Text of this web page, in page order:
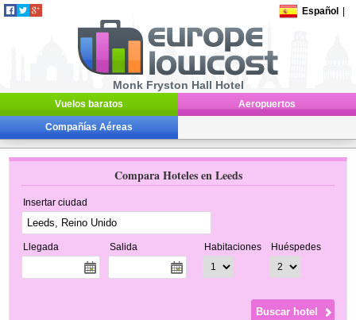
Español
Monk Fryston Hall Hotel
Vuelos baratos Aeropuertos
Compañías Aéreas
Compara Hoteles en Leeds
Insertar ciudad
Llegada Salida Habitaciones Huéspedes